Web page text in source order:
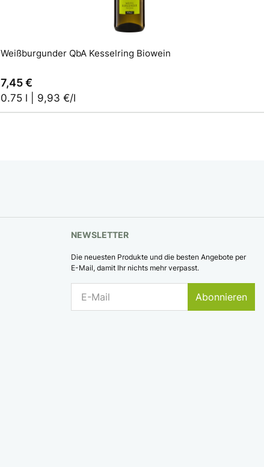
In den Warenkorb
Weißburgunder QbA Kesselring Biowein
7,45 €
0.75 l | 9,93 €/l
NEWSLETTER
Die neuesten Produkte und die besten Angebote per
E-Mail, damit Ihr nichts mehr verpasst.
Abonnieren